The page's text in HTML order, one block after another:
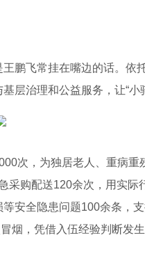
飞常挂在嘴边的话。依
治理和公益服务，让“小
次，为独居老人、重病重
购配送120余次，用实际
安全隐患问题100余条，
烟，凭借入伍经验判断发